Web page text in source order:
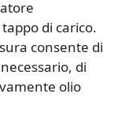
di carico.
consente di
di
olio